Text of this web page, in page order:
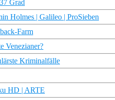
Grad
Holmes | Galileo | ProSieben
Farm
Venezianer?
Kriminalfälle
HD | ARTE